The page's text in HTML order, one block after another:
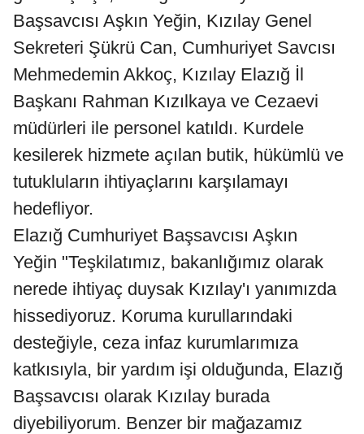
Başsavcısı Aşkın Yeğin, Kızılay Genel
Sekreteri Şükrü Can, Cumhuriyet Savcısı
Mehmedemin Akkoç, Kızılay Elazığ İl
Başkanı Rahman Kızılkaya ve Cezaevi
müdürleri ile personel katıldı. Kurdele
kesilerek hizmete açılan butik, hükümlü ve
tutukluların ihtiyaçlarını karşılamayı
hedefliyor.
Elazığ Cumhuriyet Başsavcısı Aşkın
Yeğin "Teşkilatımız, bakanlığımız olarak
nerede ihtiyaç duysak Kızılay'ı yanımızda
hissediyoruz. Koruma kurullarındaki
desteğiyle, ceza infaz kurumlarımıza
katkısıyla, bir yardım işi olduğunda, Elazığ
Başsavcısı olarak Kızılay burada
diyebiliyorum. Benzer bir mağazamız